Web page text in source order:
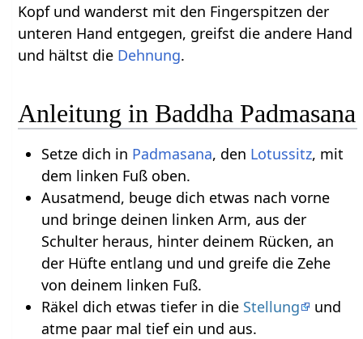
Kopf und wanderst mit den Fingerspitzen der
unteren Hand entgegen, greifst die andere Hand
und hältst die Dehnung.
Anleitung in Baddha Padmasana
Setze dich in Padmasana, den Lotussitz, mit
dem linken Fuß oben.
Ausatmend, beuge dich etwas nach vorne
und bringe deinen linken Arm, aus der
Schulter heraus, hinter deinem Rücken, an
der Hüfte entlang und und greife die Zehe
von deinem linken Fuß.
Räkel dich etwas tiefer in die Stellung
und
atme paar mal tief ein und aus.